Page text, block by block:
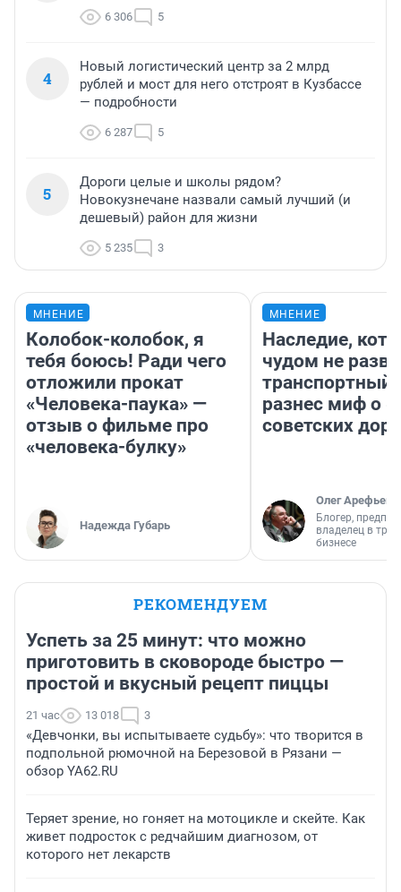
6 306 5
4
Новый логистический центр за 2 млрд
рублей и мост для него отстроят в Кузбассе
— подробности
6 287 5
5
Дороги целые и школы рядом?
Новокузнечане назвали самый лучший (и
дешевый) район для жизни
5 235 3
МНЕНИЕ
Колобок-колобок, я
тебя боюсь! Ради чего
отложили прокат
«Человека-паука» —
отзыв о фильме про
«человека-булку»
Надежда Губарь
МНЕНИЕ
Наследие,
чудом не
транспортный
разнес миф о
советских
Олег Арефьев
Блогер,
владелец в
бизнесе
РЕКОМЕНДУЕМ
Успеть за 25 минут: что можно
приготовить в сковороде быстро —
простой и вкусный рецепт пиццы
21 час 13 018 3
«Девчонки, вы испытываете судьбу»: что творится в
подпольной рюмочной на Березовой в Рязани —
обзор YA62.RU
Теряет зрение, но гоняет на мотоцикле и скейте. Как
живет подросток с редчайшим диагнозом, от
которого нет лекарств